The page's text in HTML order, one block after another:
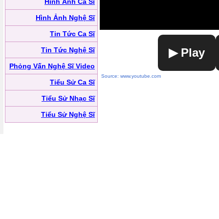
Hình Ảnh Nghệ Sĩ
Tin Tức Ca Sĩ
Tin Tức Nghệ Sĩ
Phỏng Vấn Nghệ Sĩ Video
Tiểu Sử Ca Sĩ
Tiểu Sử Nhạc Sĩ
Tiểu Sử Nghệ Sĩ
▶ Play
Source: www.youtube.com